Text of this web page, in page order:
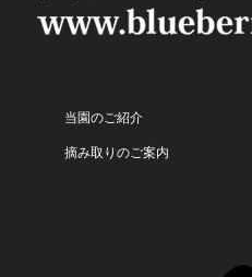
当園のご紹介
摘み取りのご案内